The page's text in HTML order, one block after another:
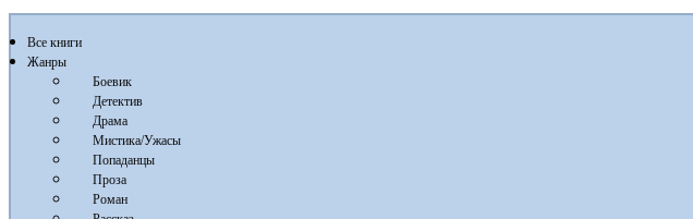
Все книги
Жанры
Боевик
Детектив
Драма
Мистика/Ужасы
Попаданцы
Проза
Роман